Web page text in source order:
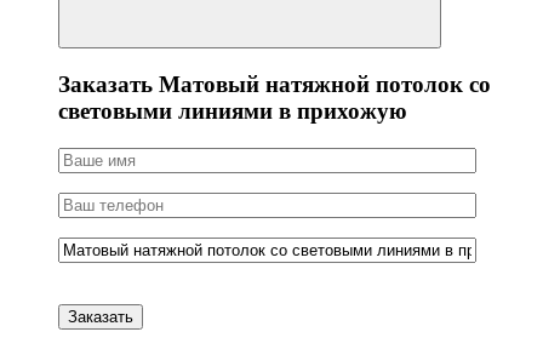
Заказать Матовый натяжной потолок со
световыми линиями в прихожую